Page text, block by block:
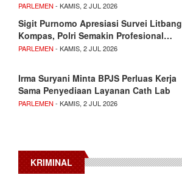
PARLEMEN - KAMIS, 2 JUL 2026
Sigit Purnomo Apresiasi Survei Litbang
Kompas, Polri Semakin Profesional…
PARLEMEN - KAMIS, 2 JUL 2026
Irma Suryani Minta BPJS Perluas Kerja
Sama Penyediaan Layanan Cath Lab
PARLEMEN - KAMIS, 2 JUL 2026
KRIMINAL